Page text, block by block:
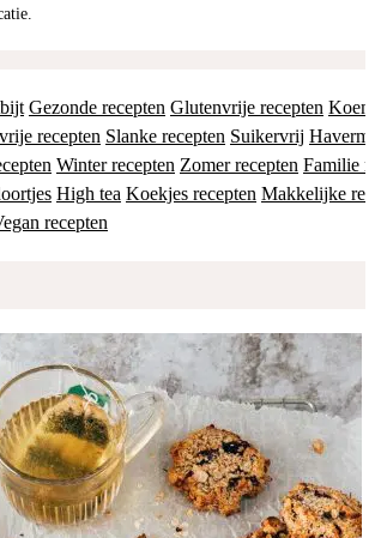
Gezonde recepten Glutenvrije recepten
recepten Slanke recepten Suikervrij
Winter recepten Zomer recepten Familie
High tea Koekjes recepten Makkelijke
recepten